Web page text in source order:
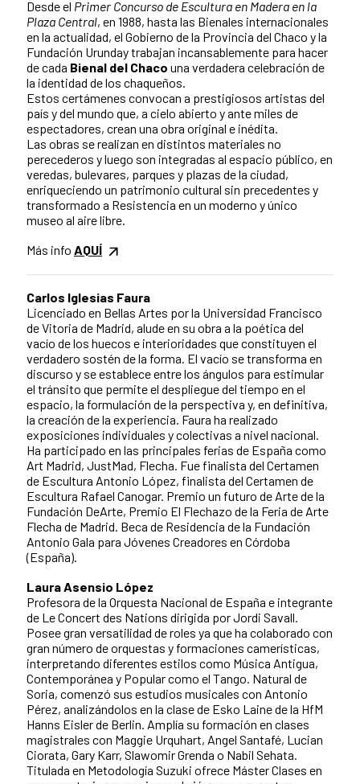
Desde el Primer Concurso de Escultura en Madera en la
Plaza Central, en 1988, hasta las Bienales internacionales
en la actualidad, el Gobierno de la Provincia del Chaco y la
Fundación Urunday trabajan incansablemente para hacer
de cada Bienal del Chaco una verdadera celebración de
la identidad de los chaqueños.
Estos certámenes convocan a prestigiosos artistas del
país y del mundo que, a cielo abierto y ante miles de
espectadores, crean una obra original e inédita.
Las obras se realizan en distintos materiales no
perecederos y luego son integradas al espacio público, en
veredas, bulevares, parques y plazas de la ciudad,
enriqueciendo un patrimonio cultural sin precedentes y
transformado a Resistencia en un moderno y único
museo al aire libre.
Más info AQUÍ
Carlos Iglesias Faura
Licenciado en Bellas Artes por la Universidad Francisco
de Vitoria de Madrid, alude en su obra a la poética del
vacío de los huecos e interioridades que constituyen el
verdadero sostén de la forma. El vacío se transforma en
discurso y se establece entre los ángulos para estimular
el tránsito que permite el despliegue del tiempo en el
espacio, la formulación de la perspectiva y, en definitiva,
la creación de la experiencia. Faura ha realizado
exposiciones individuales y colectivas a nivel nacional.
Ha participado en las principales ferias de España como
Art Madrid, JustMad, Flecha. Fue finalista del Certamen
de Escultura Antonio López, finalista del Certamen de
Escultura Rafael Canogar. Premio un futuro de Arte de la
Fundación DeArte, Premio El Flechazo de la Feria de Arte
Flecha de Madrid. Beca de Residencia de la Fundación
Antonio Gala para Jóvenes Creadores en Córdoba
(España).
Laura Asensio López
Profesora de la Orquesta Nacional de España e integrante
de Le Concert des Nations dirigida por Jordi Savall.
Posee gran versatilidad de roles ya que ha colaborado con
gran número de orquestas y formaciones camerísticas,
interpretando diferentes estilos como Música Antigua,
Contemporánea y Popular como el Tango. Natural de
Soria, comenzó sus estudios musicales con Antonio
Pérez, analizándolos en la clase de Esko Laine de la HfM
Hanns Eisler de Berlin. Amplía su formación en clases
magistrales con Maggie Urquhart, Angel Santafé, Lucian
Ciorata, Gary Karr, Slawomir Grenda o Nabil Sehata.
Titulada en Metodología Suzuki ofrece Máster Clases en